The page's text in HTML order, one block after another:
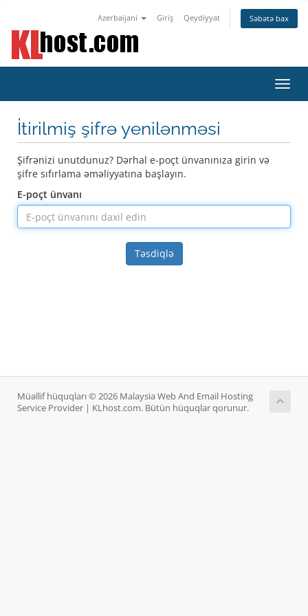
Azerbaijani Giriş Qeydiyyat Səbətə bax
keçid
İtirilmiş şifrə yenilənməsi
Şifrənizi unutdunuz? Dərhal e-poçt ünvanınıza girin və
şifre sıfırlama əməliyyatına başlayın.
E-poçt ünvanı
Təsdiqlə
Müəllif hüquqları © 2026 Malaysia Web And Email Hosting
Service Provider | KLhost.com. Bütün hüquqlar qorunur.